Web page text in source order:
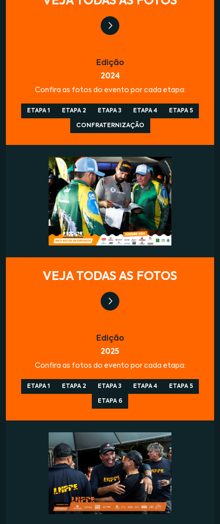
Edição
2024
Confira as fotos do evento por cada etapa:
ETAPA 1 ETAPA 2 ETAPA 3 ETAPA 4 ETAPA 5
CONFRATERNIZAÇÃO
VEJA TODAS AS FOTOS
Edição
2025
Confira as fotos do evento por cada etapa:
ETAPA 1 ETAPA 2 ETAPA 3 ETAPA 4 ETAPA 5
ETAPA 6